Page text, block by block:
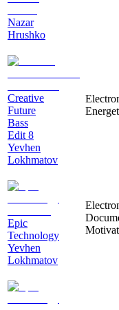
Nazar
Hrushko
Creative
Future
Bass
Edit 8
Yevhen
Lokhmatov
Epic
Technology
Yevhen
Lokhmatov